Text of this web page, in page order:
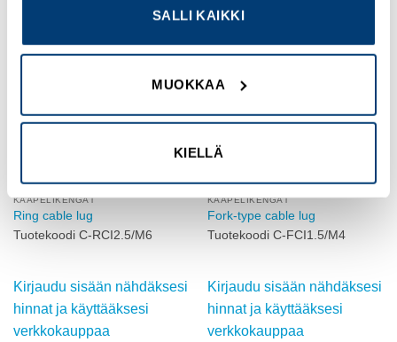
SALLI KAIKKI
MUOKKAA
KIELLÄ
Add to
KAAPELIKENGÄT
Ring cable lug
Tuotekoodi C-RCI2.5/M6
Kirjaudu sisään nähdäksesi
hinnat ja käyttääksesi
verkkokauppaa
Add to
KAAPELIKENGÄT
Fork-type cable lug
Tuotekoodi C-FCI1.5/M4
Kirjaudu sisään nähdäksesi
hinnat ja käyttääksesi
verkkokauppaa